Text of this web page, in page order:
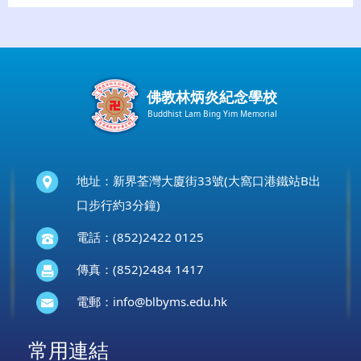
佛教林炳炎紀念學校
Buddhist Lam Bing Yim Memorial
地址：新界荃灣大廈街33號(大窩口港鐵站B出
口步行約3分鐘)
電話：(852)2422 0125
傳真：(852)2484 1417
電郵： info@blbyms.edu.hk
常用連結